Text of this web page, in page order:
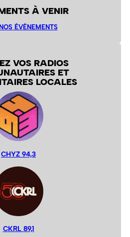
À VENIR
ÉVÉNEMENTS
VOS RADIOS
ET
LOCALES
CHYZ 94,3
CKRL 89,1